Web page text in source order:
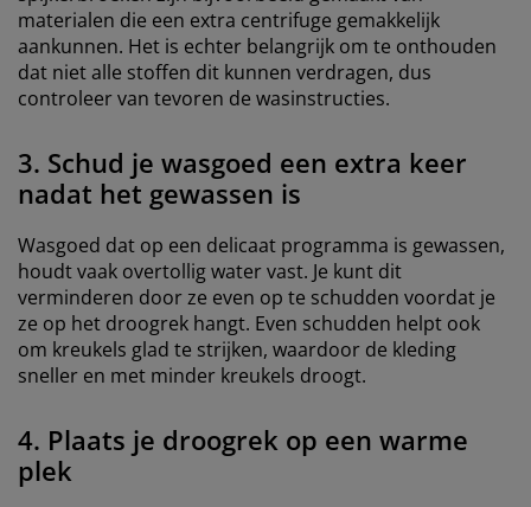
materialen die een extra centrifuge gemakkelijk
aankunnen. Het is echter belangrijk om te onthouden
dat niet alle stoffen dit kunnen verdragen, dus
controleer van tevoren de wasinstructies.
3. Schud je wasgoed een extra keer
nadat het gewassen is
Wasgoed dat op een delicaat programma is gewassen,
houdt vaak overtollig water vast. Je kunt dit
verminderen door ze even op te schudden voordat je
ze op het droogrek hangt. Even schudden helpt ook
om kreukels glad te strijken, waardoor de kleding
sneller en met minder kreukels droogt.
4. Plaats je droogrek op een warme
plek